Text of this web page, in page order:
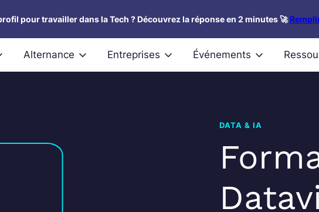
pour travailler dans la Tech ? Découvrez la réponse en 2 minutes 🚀
Alternance Entreprises Événements
DATA & IA